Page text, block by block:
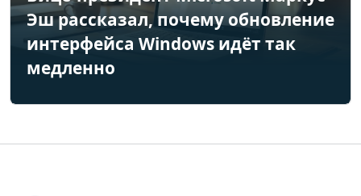
Эш рассказал, почему обновление
интерфейса Windows идёт так
медленно